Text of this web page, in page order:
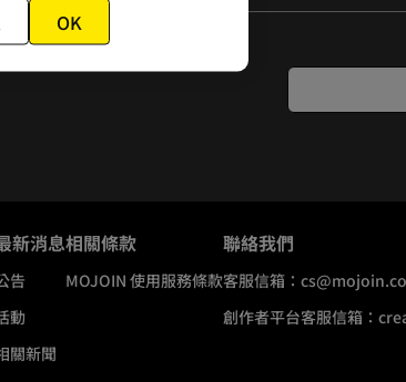
！
新消息
告
動
關新聞
相關條款
MOJOIN 使用服務條款
聯絡我們
客服信箱：
創作者平台客服信箱：
OK